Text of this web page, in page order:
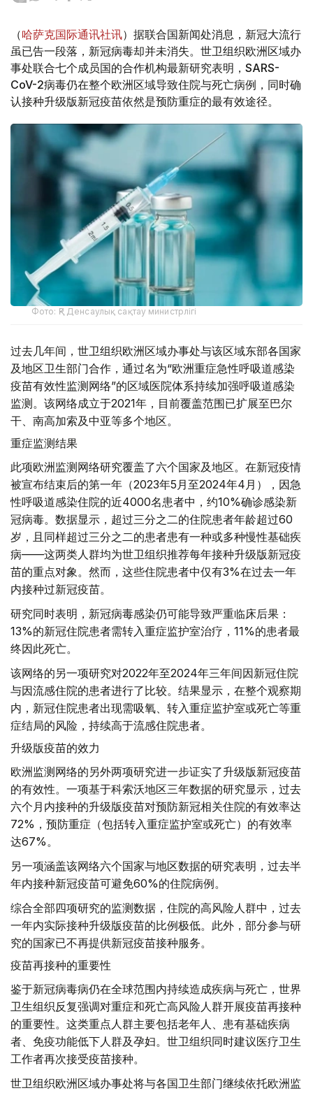
（哈萨克国际通讯社讯）据联合国新闻处消息，新冠大流行
虽已告一段落，新冠病毒却并未消失。世卫组织欧洲区域办
事处联合七个成员国的合作机构最新研究表明，SARS-
CoV-2病毒仍在整个欧洲区域导致住院与死亡病例，同时确
认接种升级版新冠疫苗依然是预防重症的最有效途径。
Фото: ҚР Денсаулық сақтау министрлігі
过去几年间，世卫组织欧洲区域办事处与该区域东部各国家
及地区卫生部门合作，通过名为“欧洲重症急性呼吸道感染
疫苗有效性监测网络”的区域医院体系持续加强呼吸道感染
监测。该网络成立于2021年，目前覆盖范围已扩展至巴尔
干、南高加索及中亚等多个地区。
重症监测结果
此项欧洲监测网络研究覆盖了六个国家及地区。在新冠疫情
被宣布结束后的第一年（2023年5月至2024年4月），因急
性呼吸道感染住院的近4000名患者中，约10%确诊感染新
冠病毒。数据显示，超过三分之二的住院患者年龄超过60
岁，且同样超过三分之二的患者患有一种或多种慢性基础疾
病——这两类人群均为世卫组织推荐每年接种升级版新冠疫
苗的重点对象。然而，这些住院患者中仅有3%在过去一年
内接种过新冠疫苗。
研究同时表明，新冠病毒感染仍可能导致严重临床后果：
13%的新冠住院患者需转入重症监护室治疗，11%的患者最
终因此死亡。
该网络的另一项研究对2022年至2024年三年间因新冠住院
与因流感住院的患者进行了比较。结果显示，在整个观察期
内，新冠住院患者出现需吸氧、转入重症监护室或死亡等重
症结局的风险，持续高于流感住院患者。
升级版疫苗的效力
欧洲监测网络的另外两项研究进一步证实了升级版新冠疫苗
的有效性。一项基于科索沃地区三年数据的研究显示，过去
六个月内接种的升级版疫苗对预防新冠相关住院的有效率达
72%，预防重症（包括转入重症监护室或死亡）的有效率
达67%。
另一项涵盖该网络六个国家与地区数据的研究表明，过去半
年内接种新冠疫苗可避免60%的住院病例。
综合全部四项研究的监测数据，住院的高风险人群中，过去
一年内实际接种升级版疫苗的比例极低。此外，部分参与研
究的国家已不再提供新冠疫苗接种服务。
疫苗再接种的重要性
鉴于新冠病毒病仍在全球范围内持续造成疾病与死亡，世界
卫生组织反复强调对重症和死亡高风险人群开展疫苗再接种
的重要性。这类重点人群主要包括老年人、患有基础疾病
者、免疫功能低下人群及孕妇。世卫组织同时建议医疗卫生
工作者再次接受疫苗接种。
世卫组织欧洲区域办事处将与各国卫生部门继续依托欧洲监